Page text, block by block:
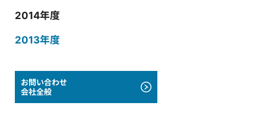
2014年度
2013年度
お問い合わせ
会社全般